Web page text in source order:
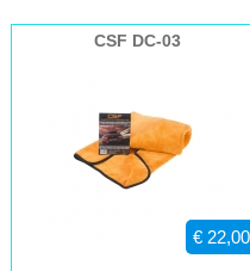
CSF DC-03
€ 22,00